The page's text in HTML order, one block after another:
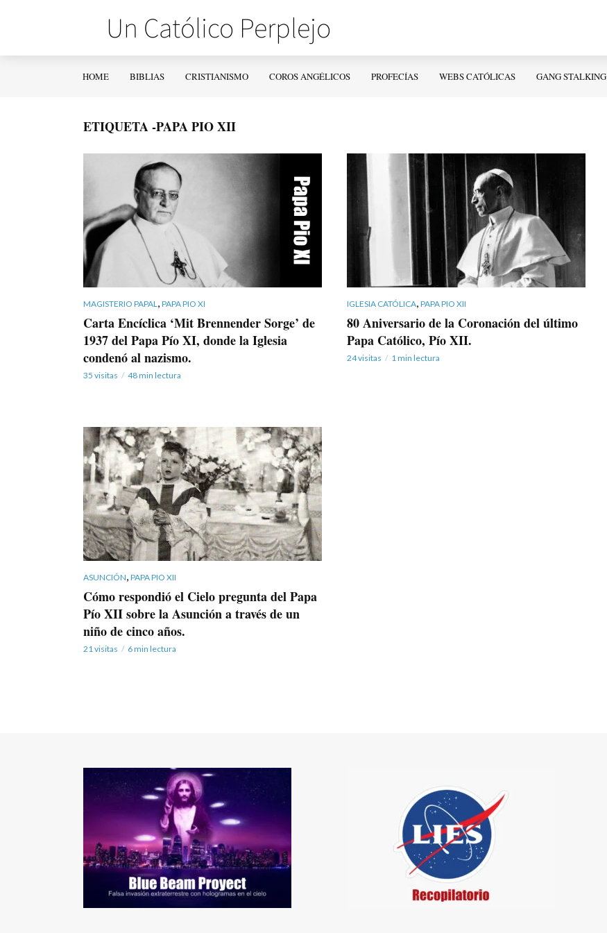
HOME BIBLIAS CRISTIANISMO COROS ANGÉLICOS PROFECÍAS WEBS CATÓLICAS GANG STALKING
ETIQUETA -PAPA PIO XII
MAGISTERIO PAPAL, PAPA PIO XI
Carta Encíclica ‘Mit Brennender Sorge’ de
1937 del Papa Pío XI, donde la Iglesia
condenó al nazismo.
35 visitas 48 min lectura
IGLESIA CATÓLICA, PAPA PIO XII
80 Aniversario de la Coronación del último
Papa Católico, Pío XII.
24 visitas 1 min lectura
ASUNCIÓN, PAPA PIO XII
Cómo respondió el Cielo pregunta del Papa
Pío XII sobre la Asunción a través de un
niño de cinco años.
21 visitas 6 min lectura